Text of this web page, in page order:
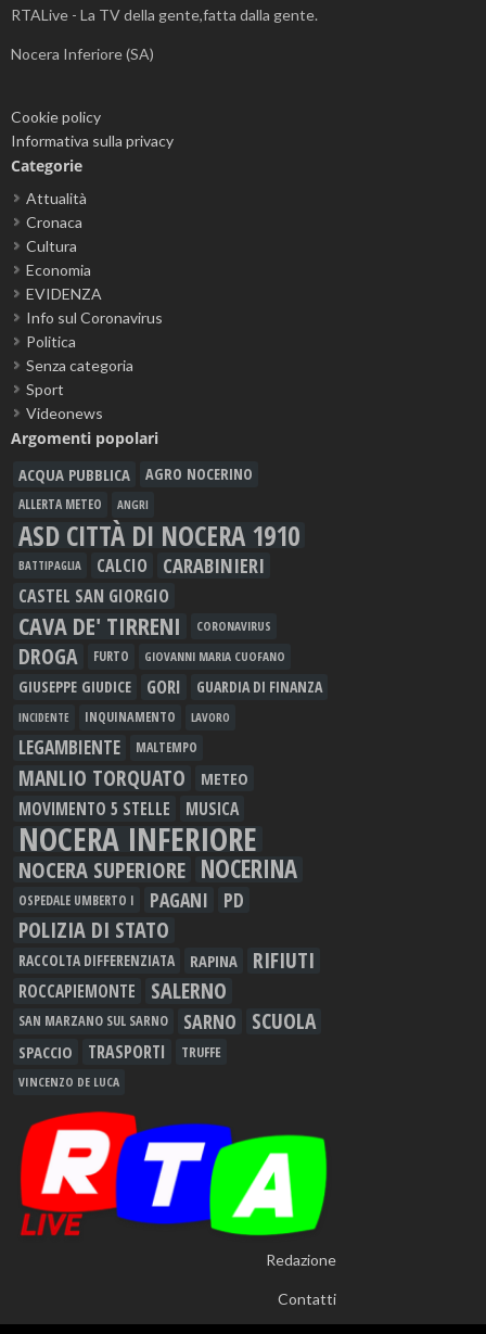
RTALive - La TV della gente,fatta dalla gente.
Nocera Inferiore (SA)
Cookie policy
Informativa sulla privacy
Categorie
Attualità
Cronaca
Cultura
Economia
EVIDENZA
Info sul Coronavirus
Politica
Senza categoria
Sport
Videonews
Argomenti popolari
ACQUA PUBBLICA AGRO NOCERINO
ALLERTA METEO ANGRI
ASD CITTÀ DI NOCERA 1910
BATTIPAGLIA CALCIO CARABINIERI
CASTEL SAN GIORGIO
CAVA DE' TIRRENI CORONAVIRUS
DROGA FURTO GIOVANNI MARIA CUOFANO
GIUSEPPE GIUDICE GORI GUARDIA DI FINANZA
INCIDENTE INQUINAMENTO LAVORO
LEGAMBIENTE MALTEMPO
MANLIO TORQUATO METEO
MOVIMENTO 5 STELLE MUSICA
NOCERA INFERIORE
NOCERA SUPERIORE NOCERINA
OSPEDALE UMBERTO I PAGANI PD
POLIZIA DI STATO
RACCOLTA DIFFERENZIATA RAPINA RIFIUTI
ROCCAPIEMONTE SALERNO
SAN MARZANO SUL SARNO SARNO SCUOLA
SPACCIO TRASPORTI TRUFFE
VINCENZO DE LUCA
Redazione
Contatti